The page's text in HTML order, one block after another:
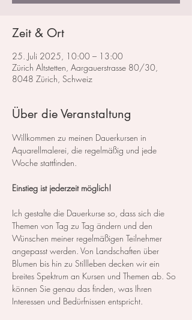
Zeit & Ort
25. Juli 2025, 10:00 – 13:00
Zürich Altstetten, Aargauerstrasse 80/30,
8048 Zürich, Schweiz
Über die Veranstaltung
Willkommen zu meinen Dauerkursen in
Aquarellmalerei, die regelmäßig und jede
Woche stattfinden.
Einstieg ist jederzeit möglich!
Ich gestalte die Dauerkurse so, dass sich die
Themen von Tag zu Tag ändern und den
Wünschen meiner regelmäßigen Teilnehmer
angepasst werden. Von Landschaften über
Blumen bis hin zu Stillleben decken wir ein
breites Spektrum an Kursen und Themen ab. So
können Sie genau das finden, was Ihren
Interessen und Bedürfnissen entspricht.